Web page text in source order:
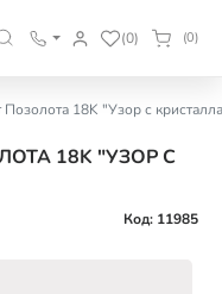
(0) (0)
18K "Узор с
18K "УЗОР С
Код: 11985